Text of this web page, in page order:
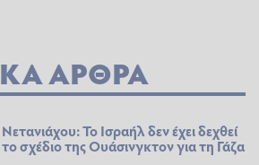
ΆΡΘΡΑ
Νετανιάχου: Το Ισραήλ δεν έχει δεχθεί
το σχέδιο της Ουάσινγκτον για τη Γάζα